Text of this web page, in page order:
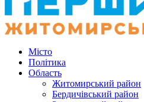
Місто
Політика
Область
Житомирський район
Бердичівський район